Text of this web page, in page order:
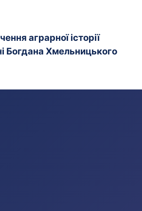
аграрної історії
Богдана Хмельницького